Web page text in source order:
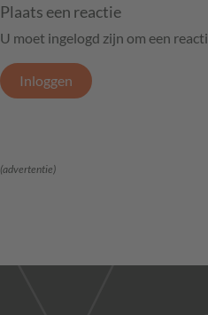
Plaats een reactie
U moet ingelogd zijn om een
Inloggen
(advertentie)